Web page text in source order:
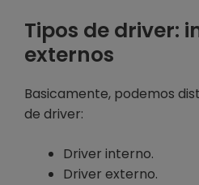
Tipos de driver:
externos
Basicamente, podemos
de driver:
Driver interno.
Driver externo.